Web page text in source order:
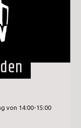
von 14:00-15:00